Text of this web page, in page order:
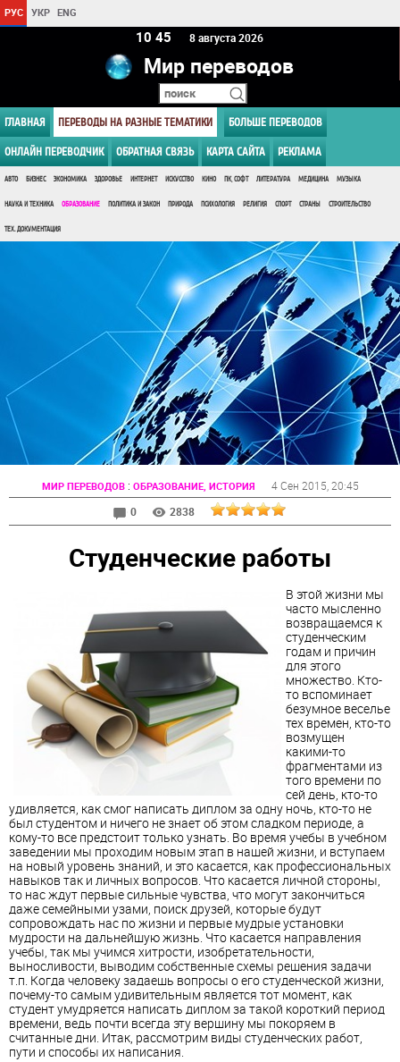
РУС УКР ENG
10:45 8 августа 2026
Мир переводов
ГЛАВНАЯ ПЕРЕВОДЫ НА РАЗНЫЕ ТЕМАТИКИ БОЛЬШЕ ПЕРЕВОДОВ
ОНЛАЙН ПЕРЕВОДЧИК ОБРАТНАЯ СВЯЗЬ КАРТА САЙТА РЕКЛАМА
АВТО БИЗНЕС ЭКОНОМИКА ЗДОРОВЬЕ ИНТЕРНЕТ ИСКУССТВО КИНО ПК, СОФТ ЛИТЕРАТУРА МЕДИЦИНА МУЗЫКА
НАУКА И ТЕХНИКА ОБРАЗОВАНИЕ ПОЛИТИКА И ЗАКОН ПРИРОДА ПСИХОЛОГИЯ РЕЛИГИЯ СПОРТ СТРАНЫ СТРОИТЕЛЬСТВО
ТЕХ. ДОКУМЕНТАЦИЯ
МИР ПЕРЕВОДОВ: ОБРАЗОВАНИЕ, ИСТОРИЯ 4 Сен 2015 , 20:45
0
2838
Студенческие работы
В этой жизни мы
часто мысленно
возвращаемся к
студенческим
годам и причин
для этого
множество. Кто-
то вспоминает
безумное веселье
тех времен, кто-то
возмущен
какими-то
фрагментами из
того времени по
сей день, кто-то
удивляется, как смог написать диплом за одну ночь, кто-то не
был студентом и ничего не знает об этом сладком периоде, а
кому-то все предстоит только узнать. Во время учебы в учебном
заведении мы проходим новым этап в нашей жизни, и вступаем
на новый уровень знаний, и это касается, как профессиональных
навыков так и личных вопросов. Что касается личной стороны,
то нас ждут первые сильные чувства, что могут закончиться
даже семейными узами, поиск друзей, которые будут
сопровождать нас по жизни и первые мудрые установки
мудрости на дальнейшую жизнь. Что касается направления
учебы, так мы учимся хитрости, изобретательности,
выносливости, выводим собственные схемы решения задачи
т.п. Когда человеку задаешь вопросы о его студенческой жизни,
почему-то самым удивительным является тот момент, как
студент умудряется написать диплом за такой короткий период
времени, ведь почти всегда эту вершину мы покоряем в
считанные дни. Итак, рассмотрим виды студенческих работ,
пути и способы их написания.